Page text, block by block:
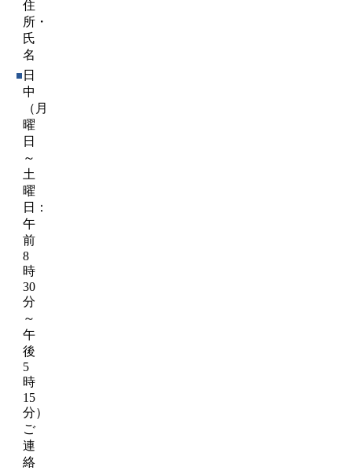
住
所・
氏
名
日
中
（月
曜
日
～
土
曜
日：
午
前
8
時
30
分
～
午
後
5
時
15
分）
ご
連
絡